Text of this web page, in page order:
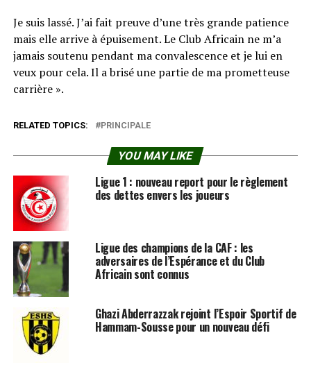
Je suis lassé. J’ai fait preuve d’une très grande patience
mais elle arrive à épuisement. Le Club Africain ne m’a
jamais soutenu pendant ma convalescence et je lui en
veux pour cela. Il a brisé une partie de ma prometteuse
carrière ».
RELATED TOPICS: PRINCIPALE
YOU MAY LIKE
Ligue 1 : nouveau report pour le règlement
des dettes envers les joueurs
Ligue des champions de la CAF : les
adversaires de l’Espérance et du Club
Africain sont connus
Ghazi Abderrazzak rejoint l’Espoir Sportif de
Hammam-Sousse pour un nouveau défi